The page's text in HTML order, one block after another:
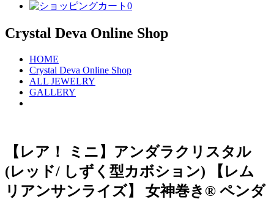
0
Crystal Deva Online Shop
HOME
Crystal Deva Online Shop
ALL JEWELRY
GALLERY
【レア！ ミニ】アンダラクリスタル
(レッド/ しずく型カボション) 【レム
リアンサンライズ】 女神巻き®︎ ペンダ